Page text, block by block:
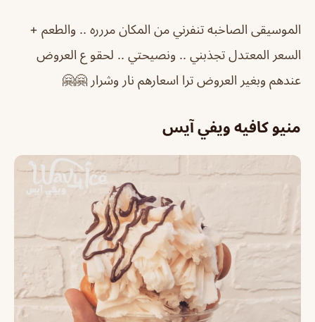
الموسيقى الصاخبه تنفرني من المكان مررره .. والطعم +
السعر المعتدل تجذبني .. ونصيحتي .. لحقو ع العروض
عندهم وبغير العروض ترا اسعارهم نار وشرار 🤗🤗
منيو كافيه ويفي آيس